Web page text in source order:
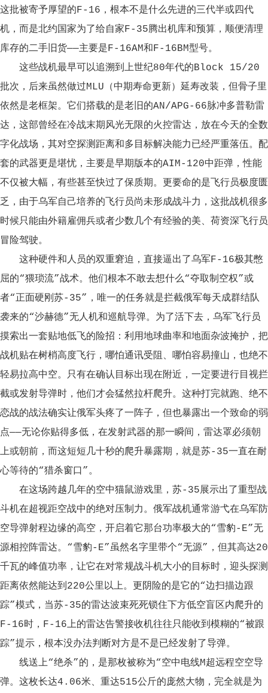
这批被寄予厚望的F-16，根本不是什么先进的三代半或四代
机，而是北约国家为了给自家F-35腾出机库和预算，顺便清理
库存的二手旧货——主要是F-16AM和F-16BM型号。
这些战机最早可以追溯到上世纪80年代的Block 15/20
批次，后来虽然做过MLU（中期寿命更新）延寿改装，但骨子里
依然是老框架。它们搭载的是老旧的AN/APG-66脉冲多普勒雷
达，这部曾经在冷战末期风光无限的火控雷达，放在今天的全数
字化战场，其对空探测距离和多目标解决能力已经严重落伍。配
套的武器更是堪忧，主要是早期版本的AIM-120中距弹，性能
不仅被大幅，有些甚至快过了保质期。更要命的是飞行员极度匮
乏，由于乌军自己培养的飞行员尚未形成战斗力，这批战机很多
时候只能由外籍雇佣兵或者少数几个有经验的美、荷资深飞行员
冒险驾驶。
这种硬件和人员的双重窘迫，直接逼出了乌军F-16极其憋
屈的“猥琐流”战术。他们根本不敢去想什么“夺取制空权”或
者“正面硬刚苏-35”，唯一的任务就是拦截俄军每天成群结队
袭来的“沙赫德”无人机和巡航导弹。为了活下去，乌军飞行员
摸索出一套贴地低飞的险招：利用地球曲率和地面杂波掩护，把
战机贴在树梢高度飞行，哪怕通讯受阻、哪怕容易撞山，也绝不
轻易拉高中空。只有在确认目标出现在附近，一定要进行目视拦
截或发射导弹时，他们才会猛然拉杆爬升。这种打完就跑、绝不
恋战的战法确实让俄军头疼了一阵子，但也暴露出一个致命的弱
点——无论你贴得多低，在发射武器的那一瞬间，雷达罩必须朝
上或朝前，而这短短几十秒的爬升暴露期，就是苏-35一直在耐
心等待的“猎杀窗口”。
在这场跨越几年的空中猫鼠游戏里，苏-35展示出了重型战
斗机在超视距空战中的绝对压制力。俄军战机通常游弋在乌军防
空导弹射程边缘的高空，开启着它那台功率极大的“雪豹-E”无
源相控阵雷达。“雪豹-E”虽然名字里带个“无源”，但其高达20
千瓦的峰值功率，让它在对常规战斗机大小的目标时，迎头探测
距离依然能达到220公里以上。更阴险的是它的“边扫描边跟
踪”模式，当苏-35的雷达波束死死锁住下方低空盲区内爬升的
F-16时，F-16上的雷达告警接收机往往只能收到模糊的“被跟
踪”提示，根本没办法判断对方是不是已经发射了导弹。
线送上“绝杀”的，是那枚被称为“空中电线M超远程空空导
弹。这枚长达4.06米、重达515公斤的庞然大物，完全就是为